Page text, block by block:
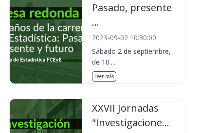
Pasado, presente
...
2023-09-02 10:30:00
Sábado 2 de septiembre,
de 10....
Leer más
XXVII Jornadas
"Investigacione...